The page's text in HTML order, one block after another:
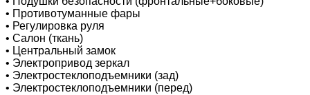
• Противотуманные фары
• Регулировка руля
• Салон (ткань)
• Центральный замок
• Электропривод зеркал
• Электростеклоподъемники (зад)
• Электростеклоподъемники (перед)